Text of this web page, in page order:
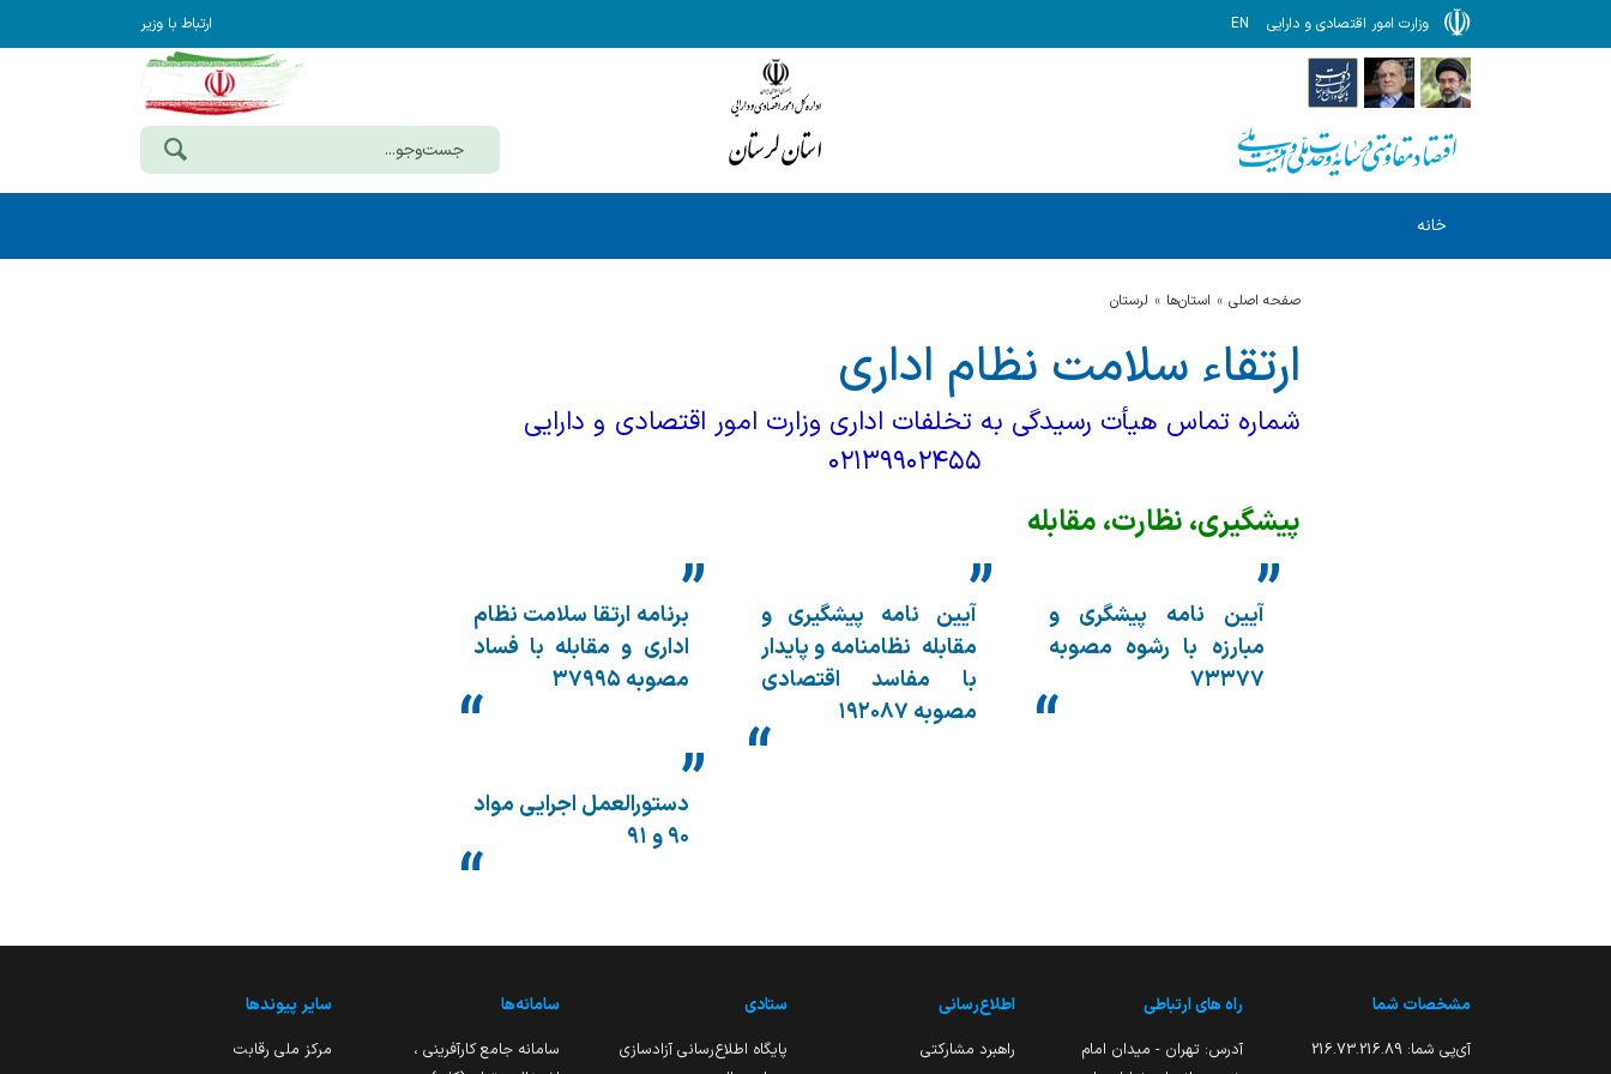
وزارت امور اقتصادی و دارایی EN ارتباط با وزیر
خانه
صفحه اصلی استان‌ها لرستان
ارتقاء سلامت نظام اداری
شماره تماس هیأت رسیدگی به تخلفات اداری وزارت امور اقتصادی و دارایی
پیشگیری، نظارت، مقابله
آیین نامه پیشگری و
مبارزه با رشوه مصوبه
۷۳۳۷۷
آیین نامه پیشگیری و
مقابله نظامنامه و پایدار
با مفاسد اقتصادی
مصوبه ۱۹۲۰۸۷
برنامه ارتقا سلامت نظام
اداری و مقابله با فساد
مصوبه ۳۷۹۹۵
دستورالعمل اجرایی مواد
۹۰ و ۹۱
مشخصات شما
آی‌پی شما: 216.73.216.89
راه های ارتباطی
آدرس: تهران - میدان امام
اطلاع‌رسانی
راهبرد مشارکتی
ستادی
پایگاه اطلاع‌رسانی آزادسازی
سامانه‌ها
سامانه جامع کارآفرینی ،
سایر پیوندها
مرکز ملی رقابت